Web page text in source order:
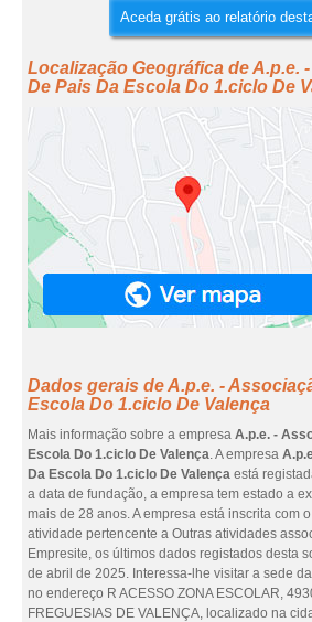
Aceda grátis ao relatório
Localização Geográfica de A.p.e.
De Pais Da Escola Do 1.ciclo De
Dados gerais de A.p.e. -
Escola Do 1.ciclo De Valença
Mais informação sobre a empresa A.p.e. -
Escola Do 1.ciclo De Valença. A empresa
Da Escola Do 1.ciclo De Valença está
a data de fundação, a empresa tem estado a
mais de 28 anos. A empresa está inscrita com
atividade pertencente a Outras atividades
Empresite, os últimos dados registados desta
de abril de 2025. Interessa-lhe visitar a sede
no endereço R ACESSO ZONA ESCOLAR,
FREGUESIAS DE VALENÇA, localizado na